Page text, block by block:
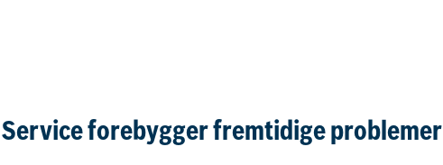
Service forebygger fremtidige problemer